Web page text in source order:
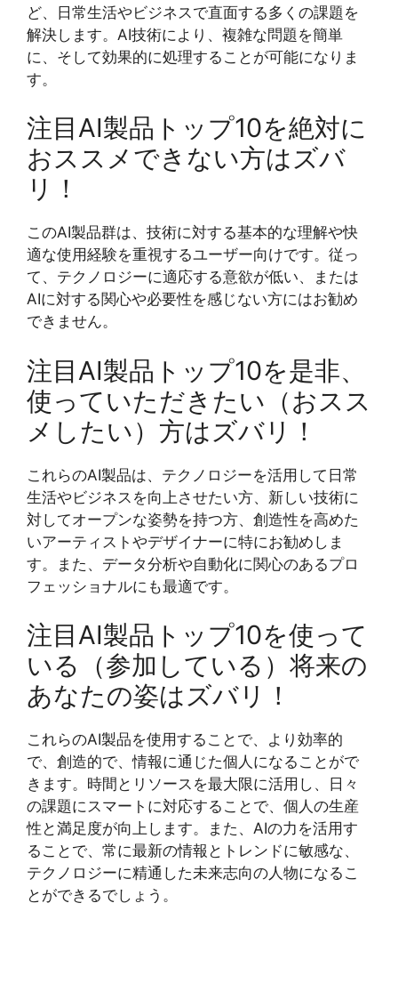
ど、日常生活やビジネスで直面する多くの課題を
解決します。AI技術により、複雑な問題を簡単
に、そして効果的に処理することが可能になりま
す。
注目AI製品トップ10を絶対に
おススメできない方はズバ
リ！
このAI製品群は、技術に対する基本的な理解や快
適な使用経験を重視するユーザー向けです。従っ
て、テクノロジーに適応する意欲が低い、または
AIに対する関心や必要性を感じない方にはお勧め
できません。
注目AI製品トップ10を是非、
使っていただきたい（おスス
メしたい）方はズバリ！
これらのAI製品は、テクノロジーを活用して日常
生活やビジネスを向上させたい方、新しい技術に
対してオープンな姿勢を持つ方、創造性を高めた
いアーティストやデザイナーに特にお勧めしま
す。また、データ分析や自動化に関心のあるプロ
フェッショナルにも最適です。
注目AI製品トップ10を使って
いる（参加している）将来の
あなたの姿はズバリ！
これらのAI製品を使用することで、より効率的
で、創造的で、情報に通じた個人になることがで
きます。時間とリソースを最大限に活用し、日々
の課題にスマートに対応することで、個人の生産
性と満足度が向上します。また、AIの力を活用す
ることで、常に最新の情報とトレンドに敏感な、
テクノロジーに精通した未来志向の人物になるこ
とができるでしょう。